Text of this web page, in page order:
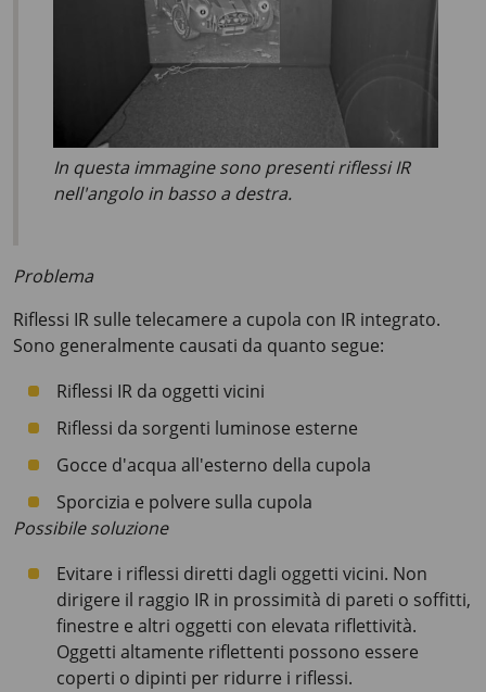
In questa immagine sono presenti riflessi IR
nell'angolo in basso a destra.
Problema
Riflessi IR sulle telecamere a cupola con IR integrato.
Sono generalmente causati da quanto segue:
Riflessi IR da oggetti vicini
Riflessi da sorgenti luminose esterne
Gocce d'acqua all'esterno della cupola
Sporcizia e polvere sulla cupola
Possibile soluzione
Evitare i riflessi diretti dagli oggetti vicini. Non
dirigere il raggio IR in prossimità di pareti o soffitti,
finestre e altri oggetti con elevata riflettività.
Oggetti altamente riflettenti possono essere
coperti o dipinti per ridurre i riflessi.